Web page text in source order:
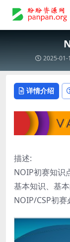
2025-01-
详情介绍
描述:
NOIP初赛知识
基本知识、基
NOIP/CSP初赛